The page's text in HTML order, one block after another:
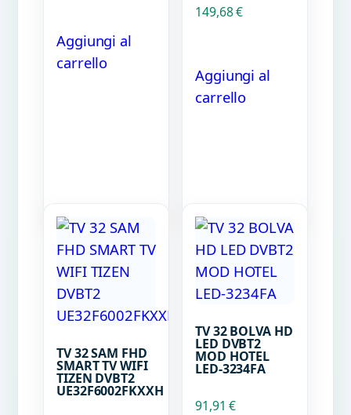
Aggiungi al
carrello
149,68€
Aggiungi al
carrello
TV 32 SAM FHD
SMART TV WIFI
TIZEN DVBT2
UE32F6002FKXXH
TV 32 BOLVA HD
LED DVBT2
MOD HOTEL
LED-3234FA
91,91€